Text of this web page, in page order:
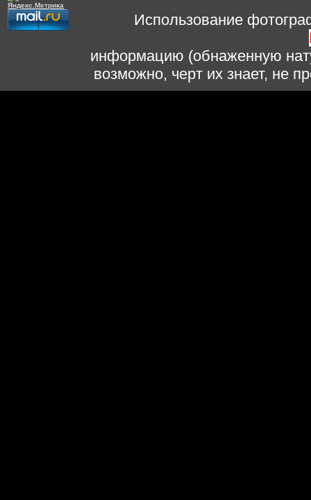
Использование
информацию (обнаженную
возможно, черт их знает, не